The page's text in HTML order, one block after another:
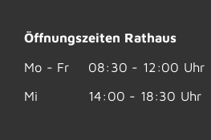
Öffnungszeiten Rathaus
Mo - Fr
08:30 - 12:00 Uhr
Mi
14:00 - 18:30 Uhr